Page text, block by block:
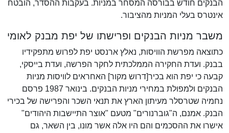
הבנקים חודש בבורסה המסחר במניות. בעקבות ההסדר, הובטח
אינטרס בעלי המניות מהציבור.
משבר מניות הבנקים ופרישתו של יפת מבנק לאומי
כתוצאה מפרשת הוויסות, נאלץ ארנסט יפת לפרוש מתפקידיו
בבנק. ועדת החקירה הממלכתית לחקר הפרשה, ועדת בייסקי,
קבעה כי יפת הוא בכיר[דרוש מקור] האחראים לוויסות מניות
הבנקים ולמפולת במחירי מניות הבנקים. בינואר 1987 פרסם
נחמיה שטרסלר מעיתון הארץ את תנאי השכר והפרישה של בכירי
הבנק. אמנם, ה"גוברנורים" מטעם "אוצר התיישבות היהודים"
אישרו את ההסכמים והם היו אלה אשר מונו, בין השאר, גם